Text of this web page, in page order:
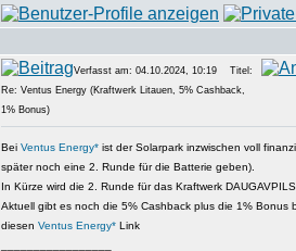
Verfasst am: 04.10.2024, 10:19
Titel:
Re: Ventus Energy (Kraftwerk Litauen, 5% Cashback,
1% Bonus)
Bei Ventus Energy* ist der Solarpark inzwischen voll
später noch eine 2. Runde für die Batterie geben).
In Kürze wird die 2. Runde für das Kraftwerk
Aktuell gibt es noch die 5% Cashback plus die 1% Bonus
diesen Ventus Energy* Link